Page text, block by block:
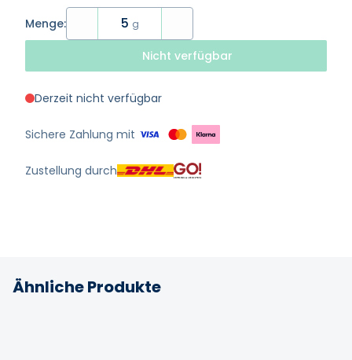
Menge: 5 g
Nicht verfügbar
Derzeit nicht verfügbar
Sichere Zahlung mit
Zustellung durch
Ähnliche Produkte